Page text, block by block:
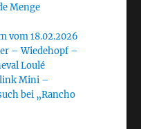
Menge
vom 18.02.2026
– Wiedehopf –
Loulé
Mini –
bei „Rancho